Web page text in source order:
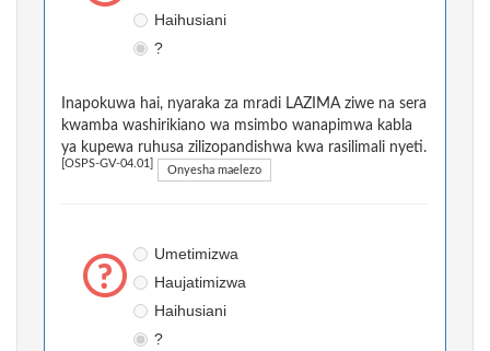
Haihusiani
?
Inapokuwa hai, nyaraka za mradi LAZIMA ziwe na sera
kwamba washirikiano wa msimbo wanapimwa kabla
ya kupewa ruhusa zilizopandishwa kwa rasilimali nyeti.
[OSPS-GV-04.01] Onyesha maelezo
Umetimizwa
Haujatimizwa
Haihusiani
?